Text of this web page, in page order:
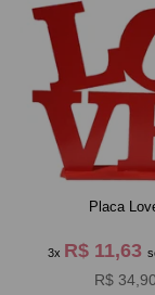
Placa
3x R$ 11,63
R$ 34,90